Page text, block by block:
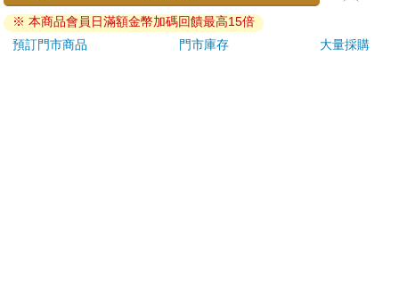
ATM提款機，請不要聽從指示，以免受騙上當！
退換貨須知：
※ 本商品會員日滿額金幣加碼回饋最高15倍
預訂門市商品
門市庫存 大量採購